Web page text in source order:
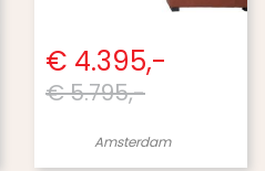
€ 4.395,-
€ 5.795,-
Amsterdam